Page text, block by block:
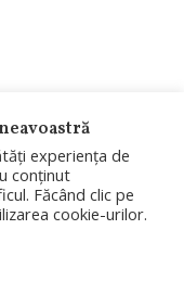
experiența de
conținut
Făcând clic pe
cookie-urilor.